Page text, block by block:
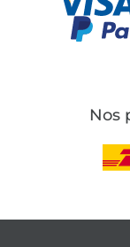
Nos